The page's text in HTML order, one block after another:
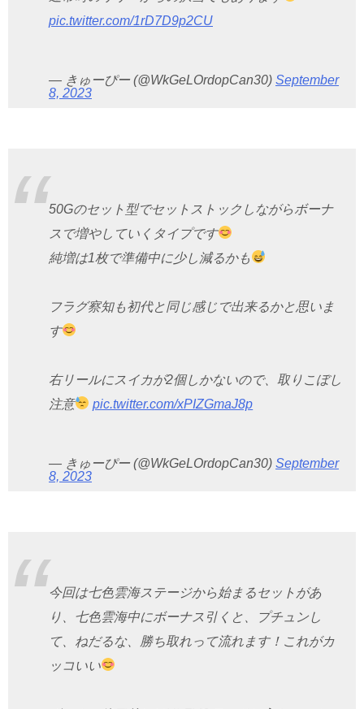
pic.twitter.com/1rD7D9p2CU
— きゅーぴー (@WkGeLOrdopCan30) September
8, 2023
50Gのセット型でセットストックしながらボーナ
スで増やしていくタイプです
純増は1枚で準備中に少し減るかも
フラグ察知も初代と同じ感じで出来るかと思いま
す
右リールにスイカが2個しかないので、取りこぼし
注意
pic.twitter.com/xPIZGmaJ8p
— きゅーぴー (@WkGeLOrdopCan30) September
8, 2023
今回は七色雲海ステージから始まるセットがあ
り、七色雲海中にボーナス引くと、プチュンし
て、ねだるな、勝ち取れって流れます！これがカ
ッコいい